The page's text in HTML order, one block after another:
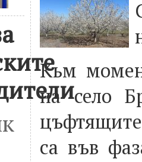
Към
на село
са във